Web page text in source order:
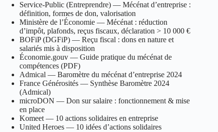
Service‑Public (Entreprendre) — Mécénat d’entreprise :
définition, formes de don, valorisation
Ministère de l’Économie — Mécénat : réduction
d’impôt, plafonds, reçus fiscaux, déclaration > 10 000 €
BOFiP (DGFiP) — Reçu fiscal : dons en nature et
salariés mis à disposition
Économie.gouv — Guide pratique du mécénat de
compétences (PDF)
Admical — Baromètre du mécénat d’entreprise 2024
France Générosités — Synthèse Baromètre 2024
(Admical)
microDON — Don sur salaire : fonctionnement & mise
en place
Komeet — 10 actions solidaires en entreprise
United Heroes — 10 idées d’actions solidaires